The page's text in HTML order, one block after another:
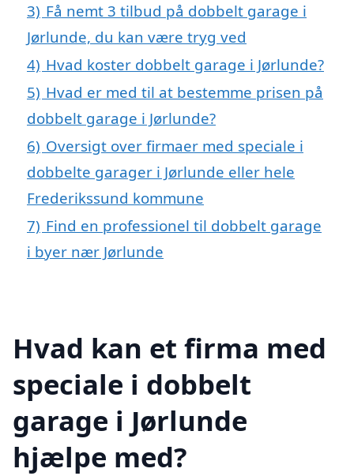
3) Få nemt 3 tilbud på dobbelt garage i
Jørlunde, du kan være tryg ved
4) Hvad koster dobbelt garage i Jørlunde?
5) Hvad er med til at bestemme prisen på
dobbelt garage i Jørlunde?
6) Oversigt over firmaer med speciale i
dobbelte garager i Jørlunde eller hele
Frederikssund kommune
7) Find en professionel til dobbelt garage
i byer nær Jørlunde
Hvad kan et firma med
speciale i dobbelt
garage i Jørlunde
hjælpe med?